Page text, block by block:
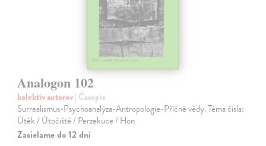
Analogon 102
kolektív autorov| Časopis
Surrealismus-Psychoanalýza-Antropologie-Příčné vědy. Téma čísla:
Útěk / Útočiště / Perzekuce / Hon
Zasielame do 12 dní